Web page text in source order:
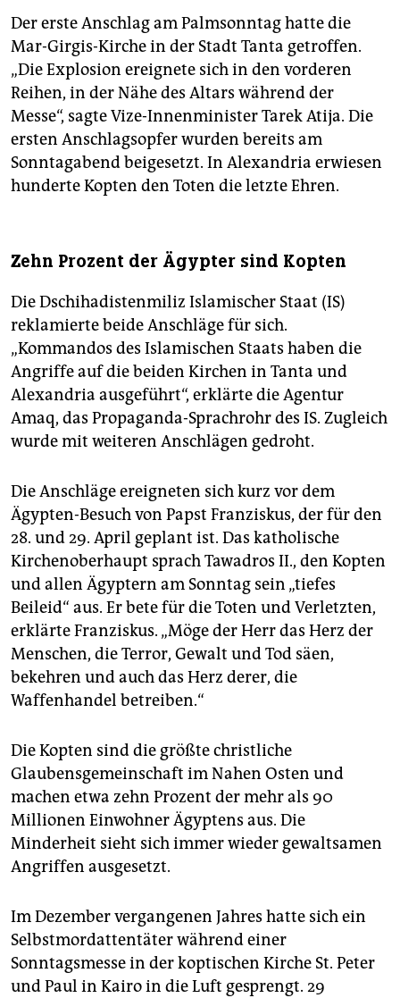
Der erste Anschlag am Palmsonntag hatte die
Mar-Girgis-Kirche in der Stadt Tanta getroffen.
„Die Explosion ereignete sich in den vorderen
Reihen, in der Nähe des Altars während der
Messe“, sagte Vize-Innenminister Tarek Atija. Die
ersten Anschlagsopfer wurden bereits am
Sonntagabend beigesetzt. In Alexandria erwiesen
hunderte Kopten den Toten die letzte Ehren.
Zehn Prozent der Ägypter sind Kopten
Die Dschihadistenmiliz Islamischer Staat (IS)
reklamierte beide Anschläge für sich.
„Kommandos des Islamischen Staats haben die
Angriffe auf die beiden Kirchen in Tanta und
Alexandria ausgeführt“, erklärte die Agentur
Amaq, das Propaganda-Sprachrohr des IS. Zugleich
wurde mit weiteren Anschlägen gedroht.
Die Anschläge ereigneten sich kurz vor dem
Ägypten-Besuch von Papst Franziskus, der für den
28. und 29. April geplant ist. Das katholische
Kirchenoberhaupt sprach Tawadros II., den Kopten
und allen Ägyptern am Sonntag sein „tiefes
Beileid“ aus. Er bete für die Toten und Verletzten,
erklärte Franziskus. „Möge der Herr das Herz der
Menschen, die Terror, Gewalt und Tod säen,
bekehren und auch das Herz derer, die
Waffenhandel betreiben.“
Die Kopten sind die größte christliche
Glaubensgemeinschaft im Nahen Osten und
machen etwa zehn Prozent der mehr als 90
Millionen Einwohner Ägyptens aus. Die
Minderheit sieht sich immer wieder gewaltsamen
Angriffen ausgesetzt.
Im Dezember vergangenen Jahres hatte sich ein
Selbstmordattentäter während einer
Sonntagsmesse in der koptischen Kirche St. Peter
und Paul in Kairo in die Luft gesprengt. 29